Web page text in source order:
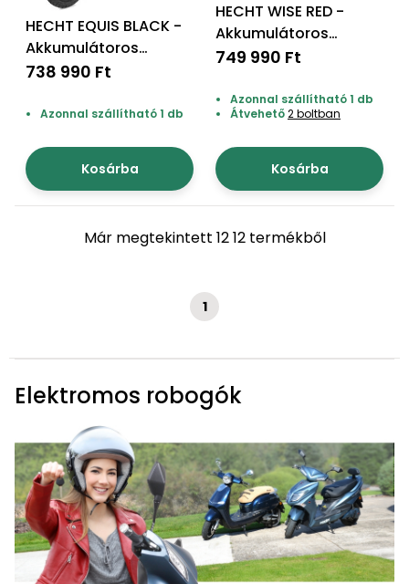
HECHT EQUIS BLACK -
Akkumulátoros
robogó
738 990 Ft
Azonnal szállítható 1 db
Kosárba
HECHT WISE RED -
Akkumulátoros
robogó
749 990 Ft
Azonnal szállítható 1 db
Átvehető2 boltban
Kosárba
Már megtekintett 12 12 termékből
1
Elektromos robogók